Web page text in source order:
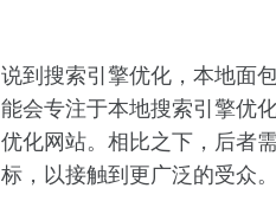
说到搜索引擎优化，本地面
能会专注于本地搜索引擎优
优化网站。相比之下，后者
标，以接触到更广泛的受众。